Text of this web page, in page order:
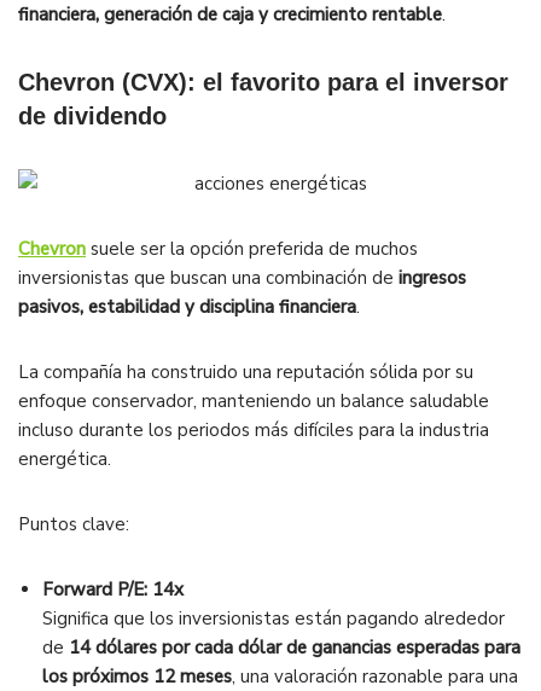
financiera, generación de caja y crecimiento rentable.
Chevron (CVX): el favorito para el inversor
de dividendo
Chevron suele ser la opción preferida de muchos
inversionistas que buscan una combinación de ingresos
pasivos, estabilidad y disciplina financiera.
La compañía ha construido una reputación sólida por su
enfoque conservador, manteniendo un balance saludable
incluso durante los periodos más difíciles para la industria
energética.
Puntos clave:
Forward P/E: 14x
Significa que los inversionistas están pagando alrededor
de 14 dólares por cada dólar de ganancias esperadas para
los próximos 12 meses, una valoración razonable para una